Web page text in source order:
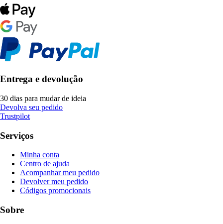
Entrega e devolução
30 dias para mudar de ideia
Devolva seu pedido
Trustpilot
Serviços
Minha conta
Centro de ajuda
Acompanhar meu pedido
Devolver meu pedido
Códigos promocionais
Sobre